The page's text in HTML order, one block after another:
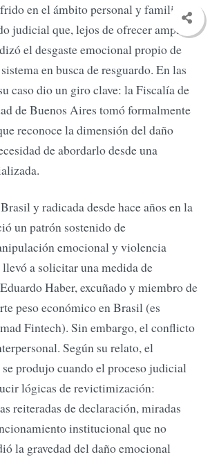
en el ámbito personal y familiar,
judicial que, lejos de ofrecer amparo
el desgaste emocional propio de
en busca de resguardo. En las
caso dio un giro clave: la Fiscalía de
de Buenos Aires tomó formalmente
reconoce la dimensión del daño
de abordarlo desde una
y radicada desde hace años en la
un patrón sostenido de
emocional y violencia
a solicitar una medida de
Haber, excuñado y miembro de
peso económico en Brasil (es
Fintech). Sin embargo, el conflicto
Según su relato, el
produjo cuando el proceso judicial
lógicas de revictimización:
reiteradas de declaración, miradas
institucional que no
la gravedad del daño emocional